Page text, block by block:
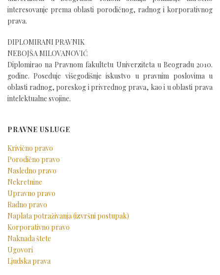
interesovanje prema oblasti porodičnog, radnog i korporativnog
prava.
DIPLOMIRANI PRAVNIK
NEBOJŠA MILOVANOVIĆ
Diplomirao na Pravnom fakultetu Univerziteta u Beogradu 2010.
godine. Poseduje višegodišnje iskustvo u pravnim poslovima u
oblasti radnog, poreskog i privrednog prava, kao i u oblasti prava
intelektualne svojine.
PRAVNE USLUGE
Krivično pravo
Porodično pravo
Nasledno pravo
Nekretnine
Upravno pravo
Radno pravo
Naplata potraživanja (izvršni postupak)
Korporativno pravo
Naknada štete
Ugovori
Ljudska prava